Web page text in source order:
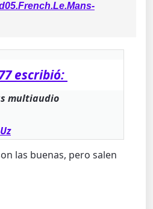
escribió:
multiaudio
las buenas, pero salen